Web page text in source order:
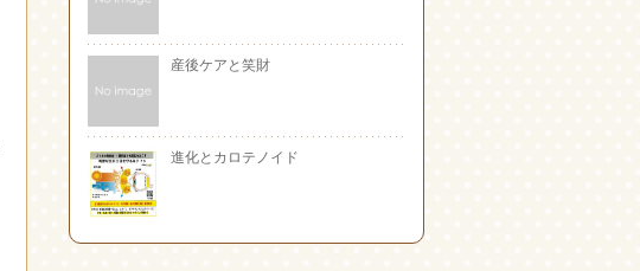
産後ケアと笑財
進化とカロテノイド